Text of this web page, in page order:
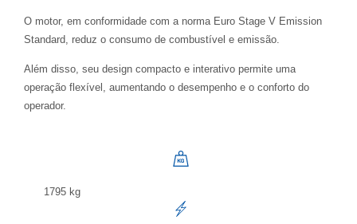
O motor, em conformidade com a norma Euro Stage V Emission
Standard, reduz o consumo de combustível e emissão.
Além disso, seu design compacto e interativo permite uma
operação flexível, aumentando o desempenho e o conforto do
operador.
1795 kg